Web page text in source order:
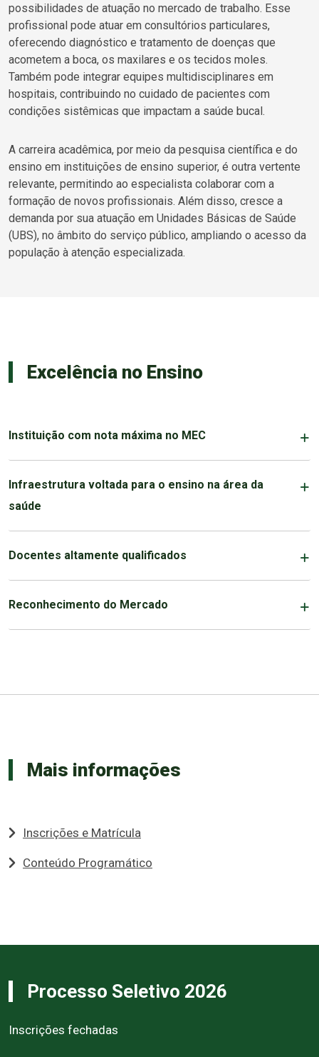
possibilidades de atuação no mercado de trabalho. Esse
profissional pode atuar em consultórios particulares,
oferecendo diagnóstico e tratamento de doenças que
acometem a boca, os maxilares e os tecidos moles.
Também pode integrar equipes multidisciplinares em
hospitais, contribuindo no cuidado de pacientes com
condições sistêmicas que impactam a saúde bucal.
A carreira acadêmica, por meio da pesquisa científica e do
ensino em instituições de ensino superior, é outra vertente
relevante, permitindo ao especialista colaborar com a
formação de novos profissionais. Além disso, cresce a
demanda por sua atuação em Unidades Básicas de Saúde
(UBS), no âmbito do serviço público, ampliando o acesso da
população à atenção especializada.
Excelência no Ensino
Instituição com nota máxima no MEC
Infraestrutura voltada para o ensino na área da
saúde
Docentes altamente qualificados
Reconhecimento do Mercado
Mais informações
Inscrições e Matrícula
Conteúdo Programático
Processo Seletivo 2026
Inscrições fechadas